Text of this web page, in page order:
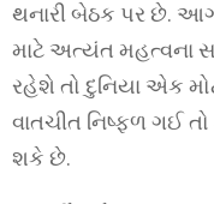
થનારી બેઠક પર છે.
માટે અત્યંત મહત્વના
રહેશે તો દુનિયા એક
વાતચીત નિષ્ફળ ગઈ
શકે છે.